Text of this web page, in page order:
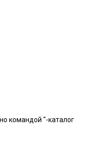
командой "-каталог